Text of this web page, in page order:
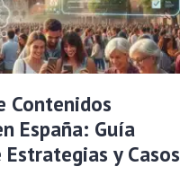
Contenidos
España: Guía
y Casos